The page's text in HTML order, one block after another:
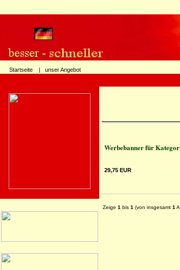
Startseite | unser Angebot
Werbebanner für
29,75 EUR
Zeige 1 bis 1 (von insgesamt 1